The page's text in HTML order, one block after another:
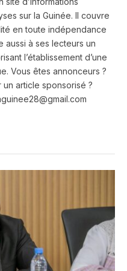
sur la Guinée. Il couvre
en toute indépendance
aussi à ses lecteurs un
l’établissement d’une
Vous êtes annonceurs ?
article sponsorisé ?